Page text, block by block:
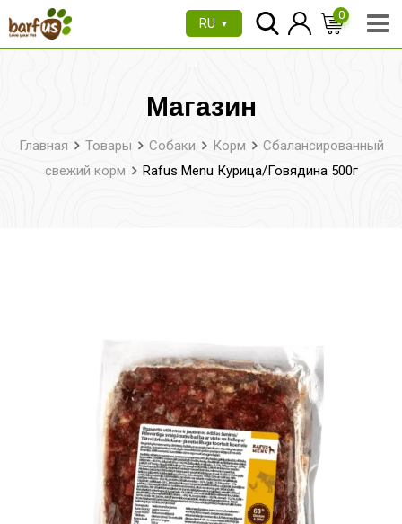
Перейти
RU ▼
0
Магазин
Главная Товары Собаки Корм
Сбалансированный
свежий корм
Rafus Menu Курица/Говядина 500г